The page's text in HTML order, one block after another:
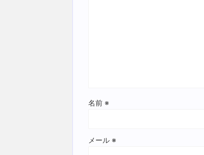
名前 ※
メール ※